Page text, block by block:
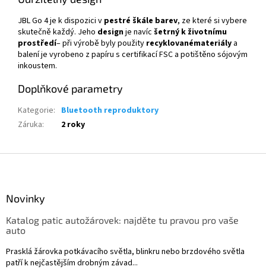
JBL Go 4 je k dispozici v pestré škále barev, ze které si vybere
skutečně každý. Jeho designje navíc šetrný k životnímu
prostředí– při výrobě byly použity recyklovanémateriály a
balení je vyrobeno z papíru s certifikací FSC a potištěno sójovým
inkoustem.
Doplňkové parametry
Kategorie: Bluetooth reproduktory
Záruka: 2 roky
Novinky
Katalog patic autožárovek: najděte tu pravou pro vaše
auto
Prasklá žárovka potkávacího světla, blinkru nebo brzdového světla
patří k nejčastějším drobným závad...